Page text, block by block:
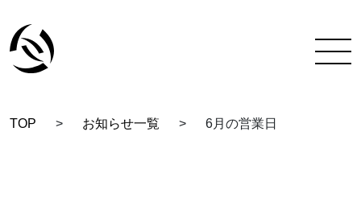
TOP > お知らせ一覧 > 6月の営業日